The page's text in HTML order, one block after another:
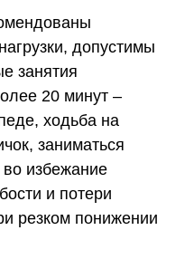
допустимы
занятия
20 минут –
ходьба на
заниматься
во избежание
и потери
резком понижении